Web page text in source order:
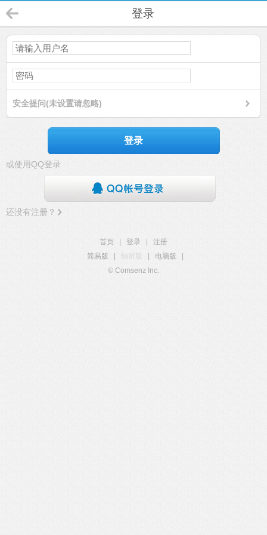
登录
安全提问(未设置请忽略)
登录
或使用QQ登录
还没有注册？
首页 登录
注册
简易版
触屏版 电脑版
© Comsenz Inc.